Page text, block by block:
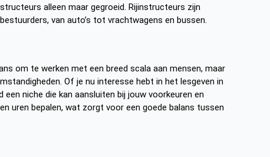
alleen maar gegroeid. Rijinstructeurs zijn
van auto’s tot vrachtwagens en bussen.
om te werken met een breed scala aan mensen, maar
Of je nu interesse hebt in het lesgeven in
niche die kan aansluiten bij jouw voorkeuren en
uren bepalen, wat zorgt voor een goede balans tussen